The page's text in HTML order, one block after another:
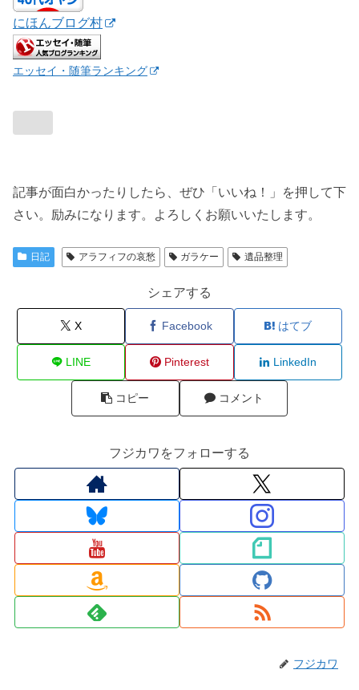
にほんブログ村
エッセイ・随筆ランキング
記事が面白かったりしたら、ぜひ「いいね！」を押して下
さい。励みになります。よろしくお願いいたします。
日記 アラフィフの哀愁 ガラケー 遺品整理
シェアする
X Facebook はてブ
LINE Pinterest LinkedIn
コピー コメント
フジカワをフォローする
フジカワ